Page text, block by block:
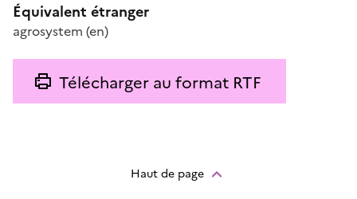
Équivalent étranger
agrosystem (en)
Télécharger au format RTF
Haut de page